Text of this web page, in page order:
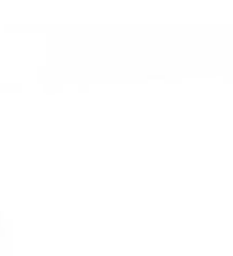
en persoonlijke touch aan
✅ Het perfecte cadeau